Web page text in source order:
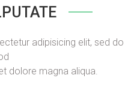
adipisicing elit, sed do
dolore magna aliqua.